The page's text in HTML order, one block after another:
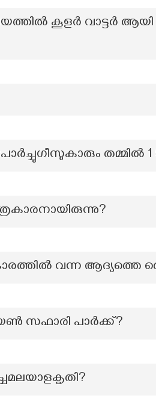
കൂളർ വാട്ടർ
തമ്മിൽ 1
വന്ന ആദ്യത്തെ
സഫാരി പാർക്ക്?